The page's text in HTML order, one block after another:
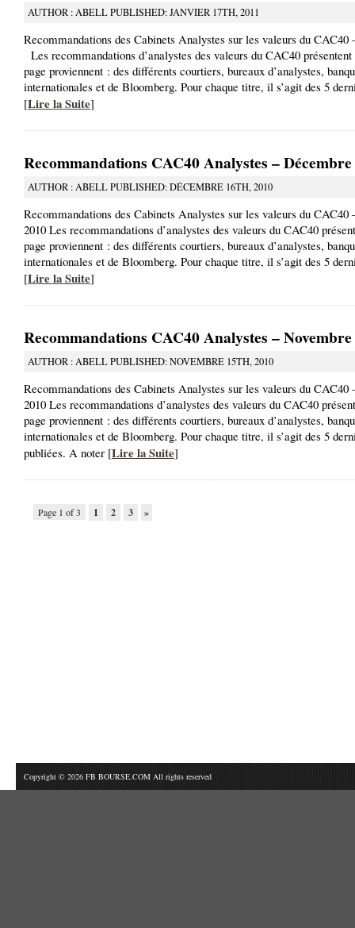
AUTHOR : ABELL PUBLISHED: JANVIER 17TH, 2011
Recommandations des Cabinets Analystes sur les valeurs du CAC40
Les recommandations d’analystes des valeurs du CAC40
page proviennent : des différents courtiers, bureaux d’analystes,
internationales et de Bloomberg. Pour chaque titre, il s’agit des 5
[Lire la Suite]
Recommandations CAC40 Analystes –
AUTHOR : ABELL PUBLISHED: DÉCEMBRE 16TH, 2010
Recommandations des Cabinets Analystes sur les valeurs du CAC40
2010 Les recommandations d’analystes des valeurs du CAC40
page proviennent : des différents courtiers, bureaux d’analystes,
internationales et de Bloomberg. Pour chaque titre, il s’agit des 5
[Lire la Suite]
Recommandations CAC40 Analystes –
AUTHOR : ABELL PUBLISHED: NOVEMBRE 15TH, 2010
Recommandations des Cabinets Analystes sur les valeurs du CAC40
2010 Les recommandations d’analystes des valeurs du CAC40
page proviennent : des différents courtiers, bureaux d’analystes,
internationales et de Bloomberg. Pour chaque titre, il s’agit des 5
publiées. A noter [Lire la Suite]
Page 1 of 3 1 2 3 »
Copyright © 2026 FB BOURSE.COM All rights reserved